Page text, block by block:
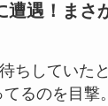
遭遇！まさ
ちしていた
るのを目撃